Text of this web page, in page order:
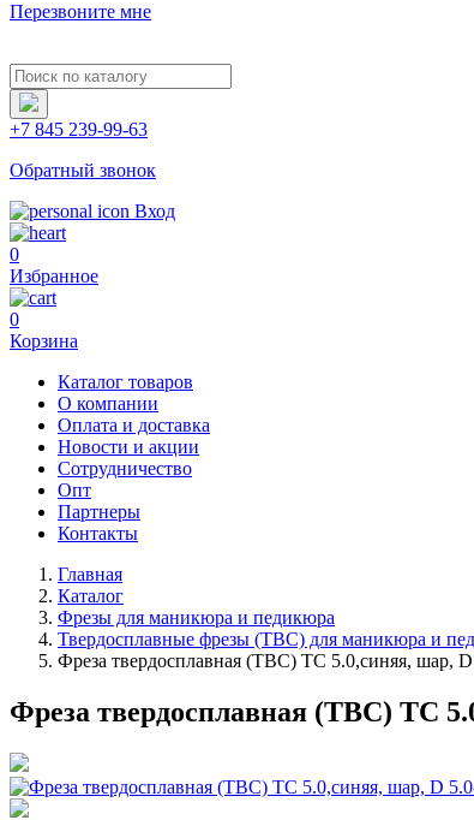
Перезвоните мне
+7 845 239-99-63
Обратный звонок
Вход
0
Избранное
0
Корзина
Каталог товаров
О компании
Оплата и доставка
Новости и акции
Сотрудничество
Опт
Партнеры
Контакты
Главная
Каталог
Фрезы для маникюра и педикюра
Твердосплавные фрезы (ТВС) для маникюра и
Фреза твердосплавная (ТВС) ТС 5.0,синяя, шар,
Фреза твердосплавная (ТВС) ТС